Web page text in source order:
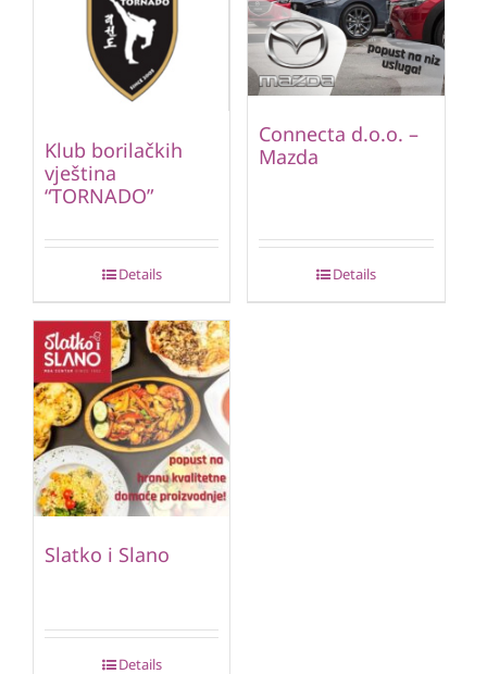
Klub borilačkih
vještina
“TORNADO”
Details
Connecta d.o.o. –
Mazda
Details
Slatko i Slano
Details